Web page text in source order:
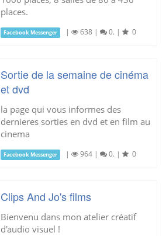
places.
Facebook Messenger | 638 | 0. | 0
Sortie de la semaine de cinéma
et dvd
la page qui vous informes des
dernieres sorties en dvd et en film au
cinema
Facebook Messenger | 964 | 0. | 0
Clips And Jo's films
Bienvenu dans mon atelier créatif
d'audio visuel !